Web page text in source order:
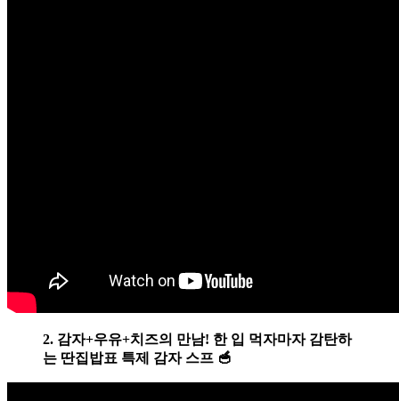
2. 감자+우유+치즈의 만남! 한 입 먹자마자 감탄하
는 딴집밥표 특제 감자 스프 🥣